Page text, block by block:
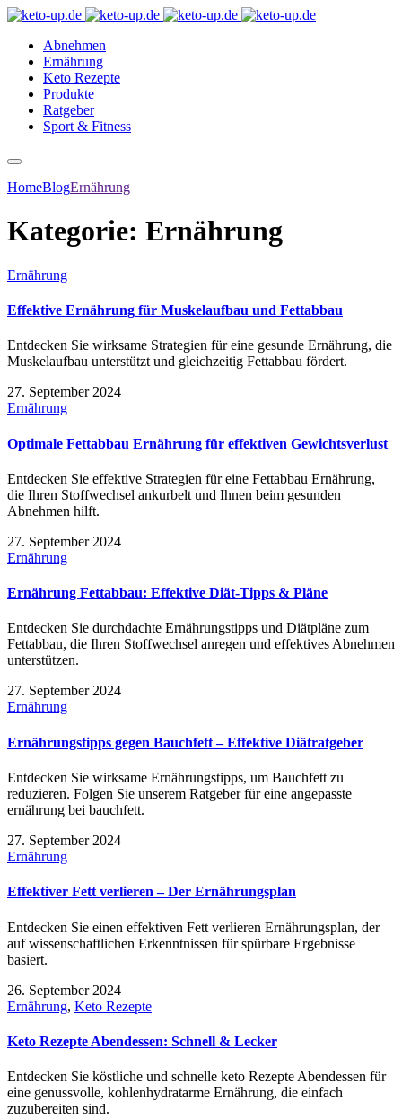
Abnehmen
Ernährung
Keto Rezepte
Produkte
Ratgeber
Sport & Fitness
HomeBlogErnährung
Kategorie: Ernährung
Ernährung
Effektive Ernährung für Muskelaufbau und Fettabbau
Entdecken Sie wirksame Strategien für eine gesunde Ernährung, die
Muskelaufbau unterstützt und gleichzeitig Fettabbau fördert.
27. September 2024
Ernährung
Optimale Fettabbau Ernährung für effektiven Gewichtsverlust
Entdecken Sie effektive Strategien für eine Fettabbau Ernährung,
die Ihren Stoffwechsel ankurbelt und Ihnen beim gesunden
Abnehmen hilft.
27. September 2024
Ernährung
Ernährung Fettabbau: Effektive Diät-Tipps & Pläne
Entdecken Sie durchdachte Ernährungstipps und Diätpläne zum
Fettabbau, die Ihren Stoffwechsel anregen und effektives Abnehmen
unterstützen.
27. September 2024
Ernährung
Ernährungstipps gegen Bauchfett – Effektive Diätratgeber
Entdecken Sie wirksame Ernährungstipps, um Bauchfett zu
reduzieren. Folgen Sie unserem Ratgeber für eine angepasste
ernährung bei bauchfett.
27. September 2024
Ernährung
Effektiver Fett verlieren – Der Ernährungsplan
Entdecken Sie einen effektiven Fett verlieren Ernährungsplan, der
auf wissenschaftlichen Erkenntnissen für spürbare Ergebnisse
basiert.
26. September 2024
Ernährung, Keto Rezepte
Keto Rezepte Abendessen: Schnell & Lecker
Entdecken Sie köstliche und schnelle keto Rezepte Abendessen für
eine genussvolle, kohlenhydratarme Ernährung, die einfach
zuzubereiten sind.